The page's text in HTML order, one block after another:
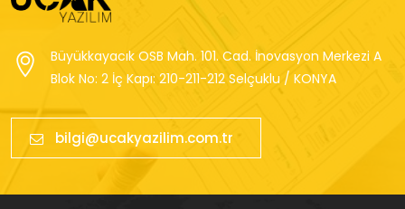
Büyükkayacık OSB Mah. 101. Cad. İnovasyon Merkezi A
Blok No: 2 İç Kapı: 210-211-212 Selçuklu / KONYA
bilgi@ucakyazilim.com.tr